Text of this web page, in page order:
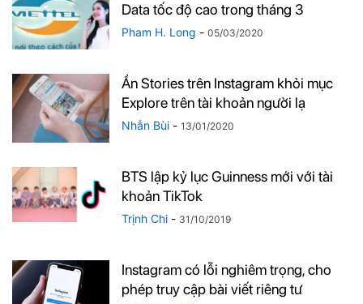
Data tốc độ cao trong tháng 3
Pham H. Long - 05/03/2020
Ẩn Stories trên Instagram khỏi mục
Explore trên tài khoản người lạ
Nhẫn Bùi - 13/01/2020
BTS lập kỷ lục Guinness mới với tài
khoản TikTok
Trịnh Chi - 31/10/2019
Instagram có lỗi nghiêm trọng, cho
phép truy cập bài viết riêng tư